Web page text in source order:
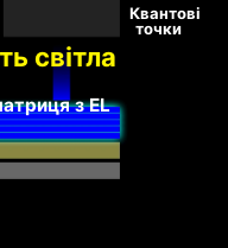
світла
з EL
Квантові
точки
1500000:1
Контраст